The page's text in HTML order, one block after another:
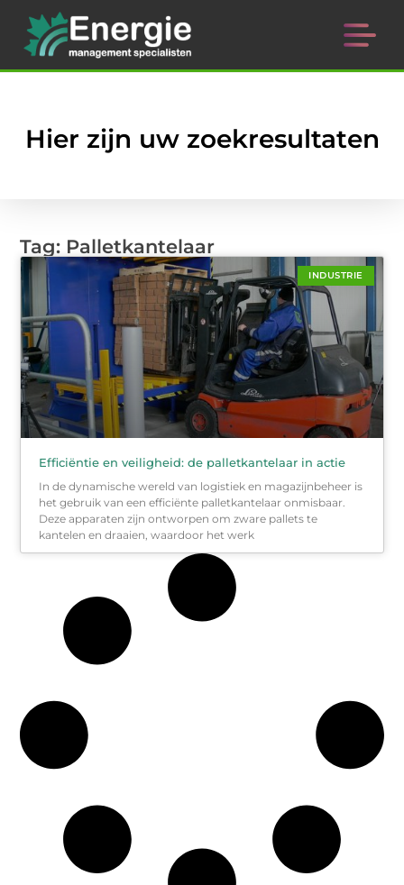
Hier zijn uw zoekresultaten
Tag: Palletkantelaar
INDUSTRIE
Efficiëntie en veiligheid: de palletkantelaar in actie
In de dynamische wereld van logistiek en magazijnbeheer is
het gebruik van een efficiënte palletkantelaar onmisbaar.
Deze apparaten zijn ontworpen om zware pallets te
kantelen en draaien, waardoor het werk